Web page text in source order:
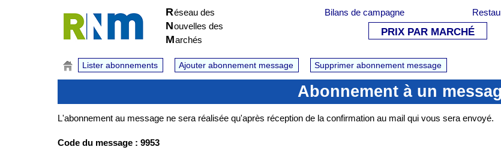
Réseau des
Nouvelles des
Marchés
Bilans de campagne
PRIX PAR MARCHÉ
Lister abonnements Ajouter abonnement message Supprimer abonnement message
Abonnement à un
L'abonnement au message ne sera réalisée qu'après réception de la confirmation au mail qui vous sera envoyé.
Code du message : 9953